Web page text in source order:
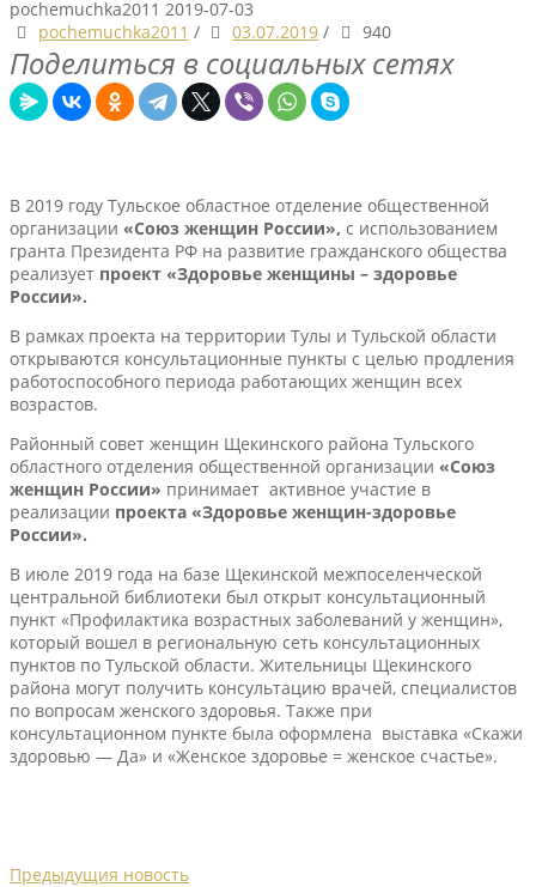
pochemuchka2011 2019-07-03
pochemuchka2011 / 03.07.2019 / 940
Поделиться в социальных сетях
В 2019 году Тульское областное отделение общественной
организации «Союз женщин России», с использованием
гранта Президента РФ на развитие гражданского общества
реализует проект «Здоровье женщины – здоровье
России».
В рамках проекта на территории Тулы и Тульской области
открываются консультационные пункты с целью продления
работоспособного периода работающих женщин всех
возрастов.
Районный совет женщин Щекинского района Тульского
областного отделения общественной организации «Союз
женщин России» принимает активное участие в
реализации проекта «Здоровье женщин-здоровье
России».
В июле 2019 года на базе Щекинской межпоселенческой
центральной библиотеки был открыт консультационный
пункт «Профилактика возрастных заболеваний у женщин»,
который вошел в региональную сеть консультационных
пунктов по Тульской области. Жительницы Щекинского
района могут получить консультацию врачей, специалистов
по вопросам женского здоровья. Также при
консультационном пункте была оформлена выставка «Скажи
здоровью — Да» и «Женское здоровье = женское счастье».
Предыдущия новость